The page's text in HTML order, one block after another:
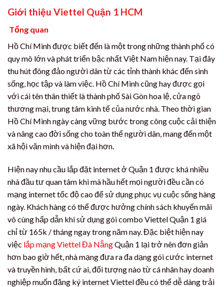
Giới thiệu Viettel Quận 1 HCM
Tổng quan
Hồ Chí Minh được biết đến là một trong những thành phố có
quy mô lớn và phát triển bậc nhất Việt Nam hiện nay. Tại đây
thu hút đông đảo người dân từ các tỉnh thành khác đến sinh
sống, học tập và làm việc. Hồ Chí Minh cũng hay được gọi
với cái tên thân thiết là thành phố Sài Gòn hoa lệ, cửa ngõ
thương mại, trung tâm kinh tế của nước nhà. Theo thời gian
Hồ Chí Minh ngày càng vững bước trong công cuộc cải thiện
và nâng cao đời sống cho toàn thể người dân, mang đến một
xã hội văn minh và hiện đại hơn.
Hiện nay nhu cầu lắp đặt internet ở Quận 1 được khá nhiều
nhà đầu tư quan tâm khi mà hầu hết mọi người đều cần có
mạng internet tốc độ cao để sử dụng phục vụ cuộc sống hàng
ngày. Khách hàng có thể được hưởng chính sách khuyến mãi
vô cùng hấp dẫn khi sử dụng gói combo Viettel Quận 1 giá
chỉ từ 165k / tháng ngay trong năm nay. Đặc biệt hiện nay
việc lắp mạng Viettel Đà NẵngQuận 1 lại trở nên đơn giản
hơn bao giờ hết, nhà mạng đưa ra đa dạng gói cước internet
và truyền hình, bất cứ ai, đối tượng nào từ cá nhân hay doanh
nghiệp muốn đăng ký internet Viettel đều có thể dễ dàng trải